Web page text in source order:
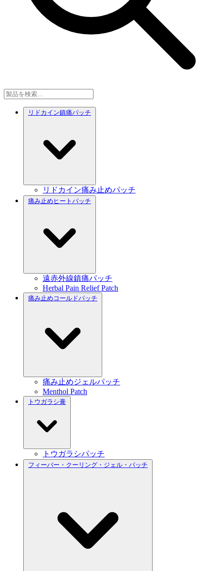
リドカイン鎮痛パッチ
リドカイン痛み止めパッチ
痛み止めヒートパッチ
遠赤外線鎮痛パッチ
Herbal Pain Relief Patch
痛み止めコールドパッチ
痛み止めジェルパッチ
Menthol Patch
トウガラシ膏
トウガラシパッチ
フィーバー・クーリング・ジェル・パッチ